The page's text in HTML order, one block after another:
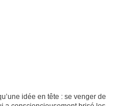
idée en tête : se venger de